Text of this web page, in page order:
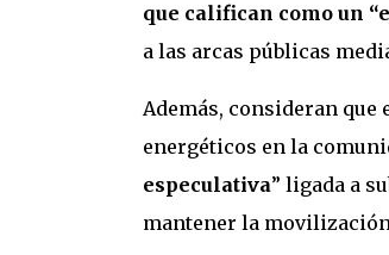
que califican como un
a las arcas públicas
Además, consideran que
energéticos en la
especulativa” ligada a
mantener la